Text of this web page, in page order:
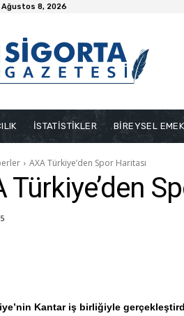
8, 2026
İSTATİSTİKLER BİREYSEL
AXA Türkiye’den Spor Haritası
Türkiye’den
Kantar iş birliğiyle